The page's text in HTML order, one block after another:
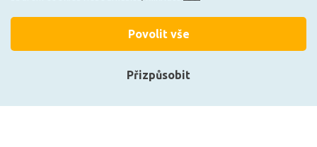
Vše o nákupu
Přizpůsobit
Povolit vše